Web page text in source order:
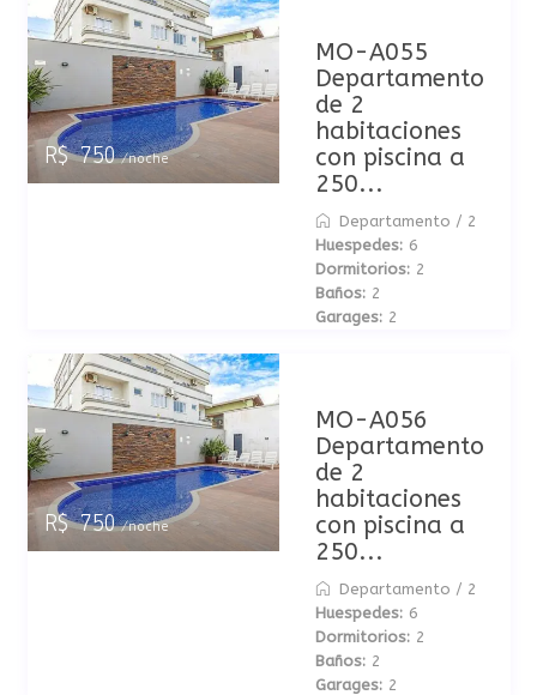
R$ 750/noche
MO-A055
Departamento
de 2
habitaciones
con piscina a
250...
Departamento / 2
Huespedes: 6
Dormitorios: 2
Baños: 2
Garages: 2
R$ 750/noche
MO-A056
Departamento
de 2
habitaciones
con piscina a
250...
Departamento / 2
Huespedes: 6
Dormitorios: 2
Baños: 2
Garages: 2